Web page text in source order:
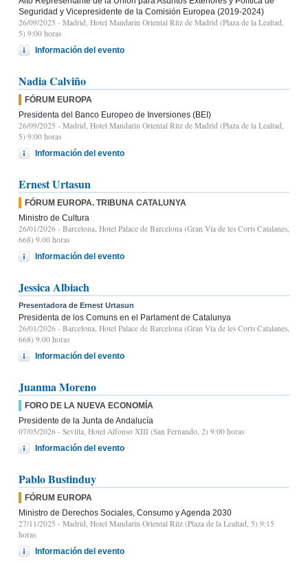
Seguridad y Vicepresidente de la Comisión Europea (2019-2024)
26/09/2025 - Madrid, Hotel Mandarin Oriental Ritz de Madrid (Plaza de la Lealtad,
5) 9:00 horas
Información del evento
Nadia Calviño
FÓRUM EUROPA
Presidenta del Banco Europeo de Inversiones (BEI)
26/09/2025 - Madrid, Hotel Mandarin Oriental Ritz de Madrid (Plaza de la Lealtad,
5) 9:00 horas
Información del evento
Ernest Urtasun
FÓRUM EUROPA. TRIBUNA CATALUNYA
Ministro de Cultura
26/01/2026 - Barcelona, Hotel Palace de Barcelona (Gran Vía de les Corts Catalanes,
668) 9.00 horas
Información del evento
Jessica Albiach
Presentadora de Ernest Urtasun
Presidenta de los Comuns en el Parlament de Catalunya
26/01/2026 - Barcelona, Hotel Palace de Barcelona (Gran Vía de les Corts Catalanes,
668) 9.00 horas
Información del evento
Juanma Moreno
FORO DE LA NUEVA ECONOMÍA
Presidente de la Junta de Andalucía
07/05/2026 - Sevilla, Hotel Alfonso XIII (San Fernando, 2) 9:00 horas
Información del evento
Pablo Bustinduy
FÓRUM EUROPA
Ministro de Derechos Sociales, Consumo y Agenda 2030
27/11/2025 - Madrid, Hotel Mandarin Oriental Ritz (Plaza de la Lealtad, 5) 9:15
horas
Información del evento